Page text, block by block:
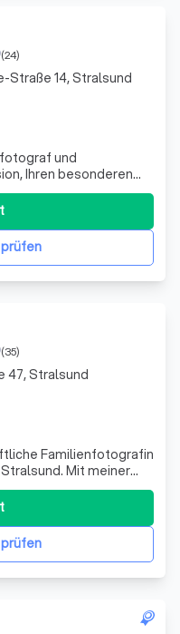
(24)
und
Ihren besonderen
Ich verstehe,
daher sollte auch
einzigartig
Straße 14, Stralsund
(35)
Familienfotografin
Mit meiner
Momente Ihrer
ein und
Seit vier Jahren
47, Stralsund